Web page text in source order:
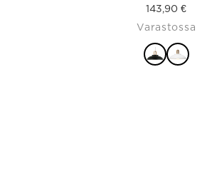
143,90€
Varastossa